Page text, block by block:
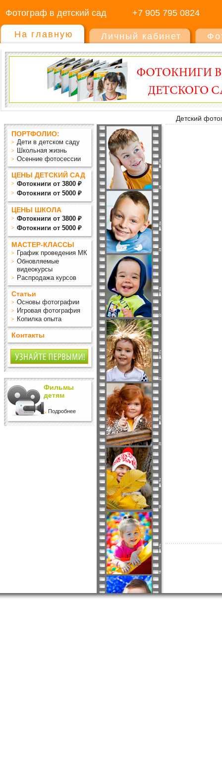
Фотограф в детский сад +7 905 795 0824
На главную Личный кабинет
Детский
ПОРТФОЛИО:
Дети в детском саду
Школьная жизнь
Осенние фотосессии
ЦЕНЫ ДЕТСКИЙ САД
Фотокниги от 3800 ₽
Фотокниги от 5000 ₽
ЦЕНЫ ШКОЛА
Фотокниги от 3800 ₽
Фотокниги от 5000 ₽
МАСТЕР-КЛАССЫ
График проведения МК
Обновляемые
видеокурсы
Распродажа курсов
Статьи
Основы фотографии
Игровая фотография
Копилка опыта
Контакты
Фильмы
детям
Подробнее